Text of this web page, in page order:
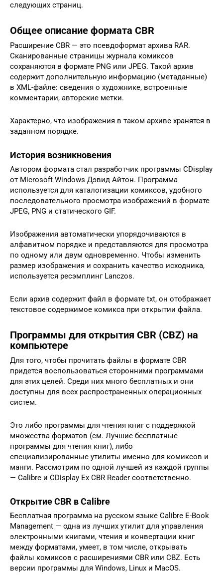
следующих страниц.
Общее описание формата CBR
Расширение CBR — это псевдоформат архива RAR.
Сканированные страницы журнала комиксов
сохраняются в формате PNG или JPEG. Такой архив
содержит дополнительную информацию (метаданные)
в XML-файле: сведения о художнике, встроенные
комментарии, авторские метки.
Характерно, что изображения в таком архиве хранятся в
заданном порядке.
История возникновения
Автором формата стал разработчик программы CDisplay
от Microsoft Windows Дэвид Айтон. Программа
используется для каталогизации комиксов, удобного
последовательного просмотра изображений в формате
JPEG, PNG и статического GIF.
Изображения автоматически упорядочиваются в
алфавитном порядке и представляются для просмотра
по одному или двум одновременно. Чтобы изменить
размер изображения и сохранить качество исходника,
используется ресэмплинг Lanczos.
Если архив содержит файл в формате txt, он отображает
текстовое содержимое комикса при открытии файла.
Программы для открытия CBR (CBZ) на
компьютере
Для того, чтобы прочитать файлы в формате CBR
придется воспользоваться сторонними программами
для этих целей. Среди них много бесплатных и они
доступны для всех распространенных операционных
систем.
Это либо программы для чтения книг с поддержкой
множества форматов (см. Лучшие бесплатные
программы для чтения книг), либо
специализированные утилиты именно для комиксов и
манги. Рассмотрим по одной лучшей из каждой группы
— Calibre и CDisplay Ex CBR Reader соответственно.
Открытие CBR в Calibre
Бесплатная программа на русском языке Calibre E-Book
Management — одна из лучших утилит для управления
электронными книгами, чтения и конвертации книг
между форматами, умеет, в том числе, открывать
файлы комиксов с расширениями CBR или CBZ. Есть
версии программы для Windows, Linux и MacOS.